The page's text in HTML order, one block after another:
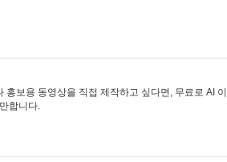
보용 동영상을 직접 제작하고 싶다면, 무료로 AI 이
합니다.